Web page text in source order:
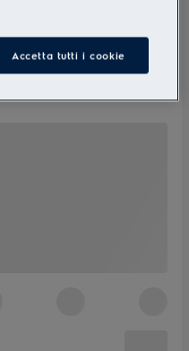
Accetta tutti i cookie